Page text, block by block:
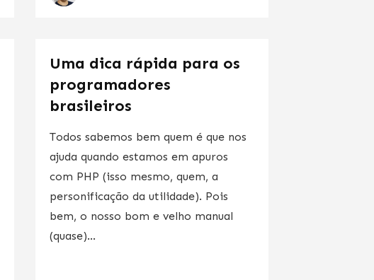
Uma dica rápida para os
programadores
brasileiros
Todos sabemos bem quem é que nos
ajuda quando estamos em apuros
com PHP (isso mesmo, quem, a
personificação da utilidade). Pois
bem, o nosso bom e velho manual
(quase)...